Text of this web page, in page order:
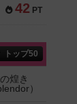
42 PT
トップ50